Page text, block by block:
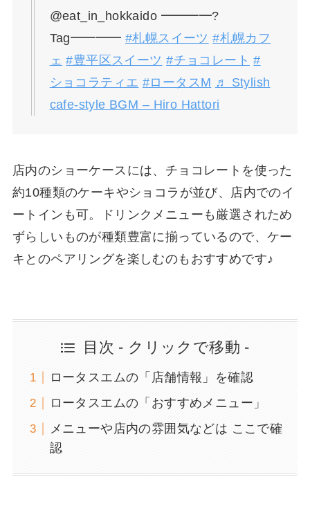
@eat_in_hokkaido ━━━━?
Tag━━━━ #札幌スイーツ #札幌カフ
ェ #豊平区スイーツ #チョコレート #
ショコラティエ #ロータスM ♬ Stylish
cafe-style BGM – Hiro Hattori
店内のショーケースには、チョコレートを使った
約10種類のケーキやショコラが並び、店内でのイ
ートインも可。ドリンクメニューも厳選されため
ずらしいものが種類豊富に揃っているので、ケー
キとのペアリングを楽しむのもおすすめです♪
目次 - クリックで移動 -
ロータスエムの「店舗情報」を確認
ロータスエムの「おすすめメニュー」
メニューや店内の雰囲気などは ここで確
認